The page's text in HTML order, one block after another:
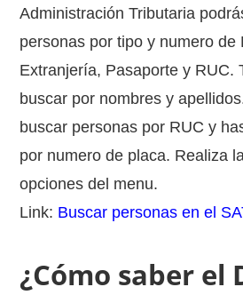
Administración Tributaria
personas por tipo y numero de
Extranjería, Pasaporte y RUC.
buscar por nombres y
buscar personas por RUC y
por numero de placa. Realiza
opciones del menu.
Link: Buscar personas en el
¿Cómo saber el